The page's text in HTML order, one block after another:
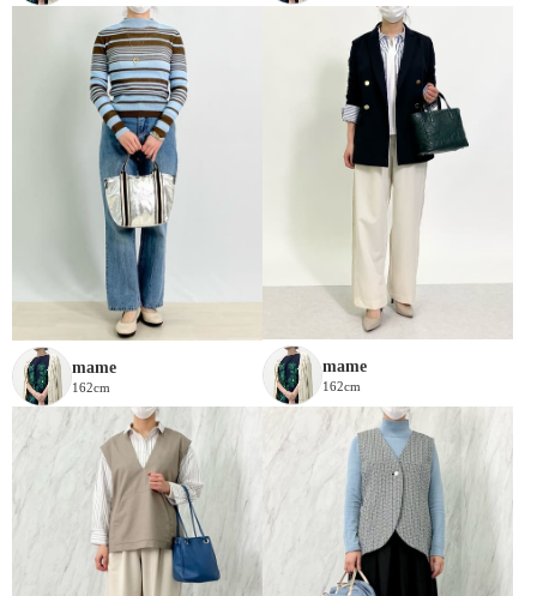
mame
162cm
mame
162cm